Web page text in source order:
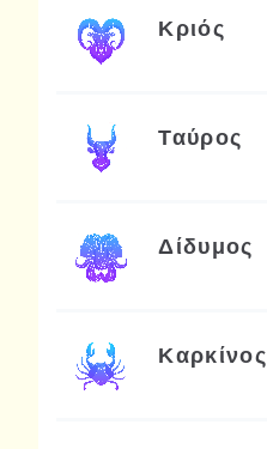
Κριός
Ταύρος
Δίδυμος
Καρκίνος